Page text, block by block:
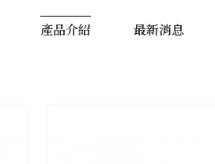
產品介紹 最新消息